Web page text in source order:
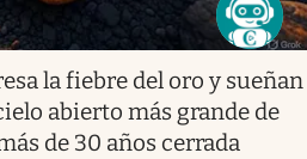
la fiebre del oro y sueñan
abierto más grande de
de 30 años cerrada